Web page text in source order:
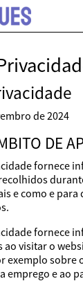
de 2024
DE
fornece
e como e para
fornece
visitar o
exemplo sobre
emprego e ao